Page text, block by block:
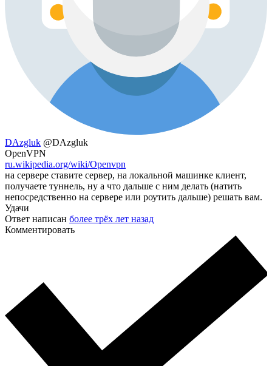
DAzgluk @DAzgluk
OpenVPN
ru.wikipedia.org/wiki/Openvpn
на сервере ставите сервер, на локальной машинке клиент,
получаете туннель, ну а что дальше с ним делать (натить
непосредственно на сервере или роутить дальше) решать вам.
Удачи
Ответ написан более трёх лет назад
Комментировать